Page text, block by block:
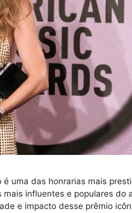
uma das honrarias mais
influentes e populares do
e impacto desse prêmio